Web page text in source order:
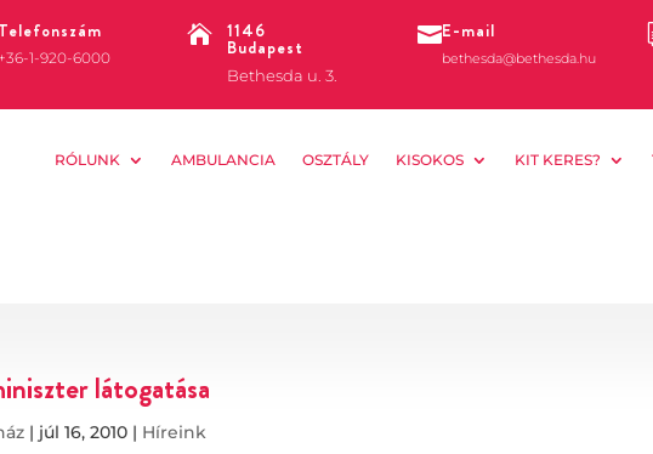
Telefonszám
+36-1-920-6000
 1146
Budapest
Bethesda u. 3.
E-mail
bethesda@bethesda.hu
RÓLUNK AMBULANCIA OSZTÁLY KISOKOS KIT KERES?
látogatása
| júl 16, 2010 | Híreink